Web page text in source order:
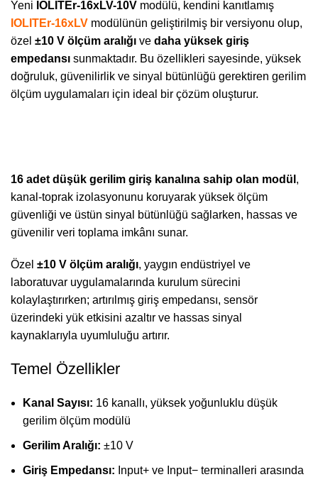
Yeni IOLITEr-16xLV-10V modülü, kendini kanıtlamış
IOLITEr-16xLV modülünün geliştirilmiş bir versiyonu olup,
özel ±10 V ölçüm aralığı ve daha yüksek giriş
empedansı sunmaktadır. Bu özellikleri sayesinde, yüksek
doğruluk, güvenilirlik ve sinyal bütünlüğü gerektiren gerilim
ölçüm uygulamaları için ideal bir çözüm oluşturur.
16 adet düşük gerilim giriş kanalına sahip olan modül ,
kanal-toprak izolasyonunu koruyarak yüksek ölçüm
güvenliği ve üstün sinyal bütünlüğü sağlarken, hassas ve
güvenilir veri toplama imkânı sunar.
Özel ±10 V ölçüm aralığı, yaygın endüstriyel ve
laboratuvar uygulamalarında kurulum sürecini
kolaylaştırırken; artırılmış giriş empedansı, sensör
üzerindeki yük etkisini azaltır ve hassas sinyal
kaynaklarıyla uyumluluğu artırır.
Temel Özellikler
Kanal Sayısı: 16 kanallı, yüksek yoğunluklu düşük
gerilim ölçüm modülü
Gerilim Aralığı: ±10 V
Giriş Empedansı: Input+ ve Input− terminalleri arasında